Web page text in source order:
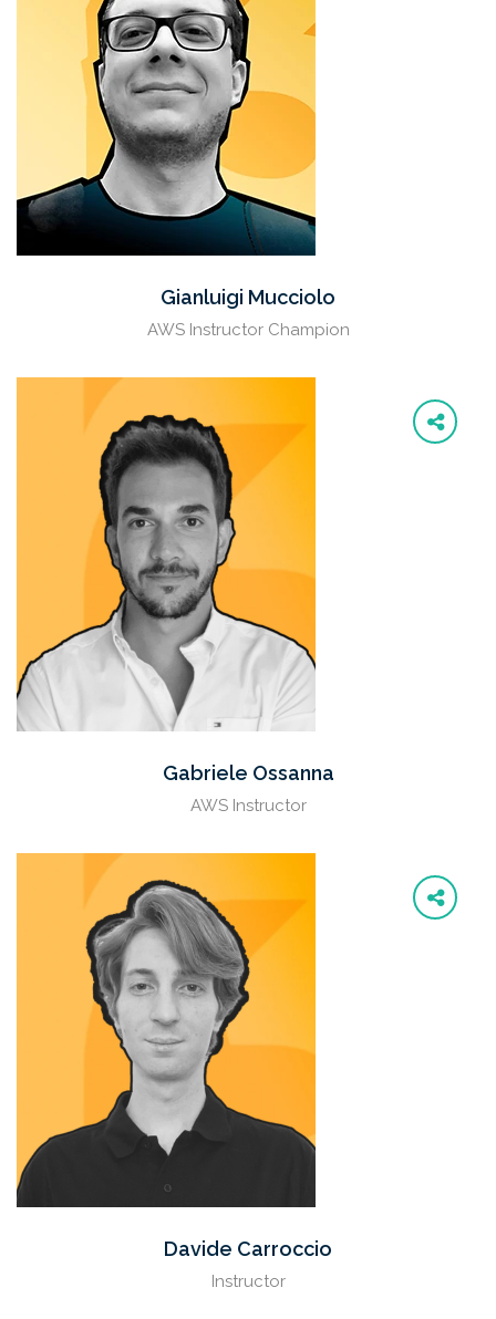
Gianluigi Mucciolo
AWS Instructor Champion
Gabriele Ossanna
AWS Instructor
Davide Carroccio
Instructor